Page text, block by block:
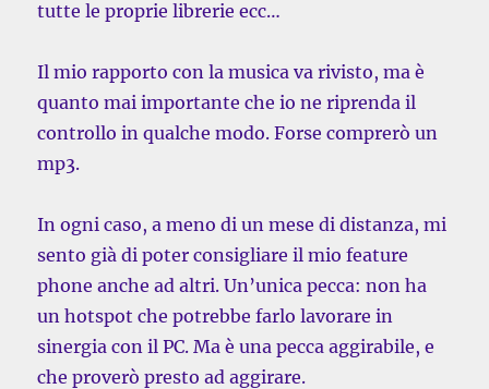
tutte le proprie librerie ecc…
Il mio rapporto con la musica va rivisto, ma è
quanto mai importante che io ne riprenda il
controllo in qualche modo. Forse comprerò un
mp3.
In ogni caso, a meno di un mese di distanza, mi
sento già di poter consigliare il mio feature
phone anche ad altri. Un’unica pecca: non ha
un hotspot che potrebbe farlo lavorare in
sinergia con il PC. Ma è una pecca aggirabile, e
che proverò presto ad aggirare.